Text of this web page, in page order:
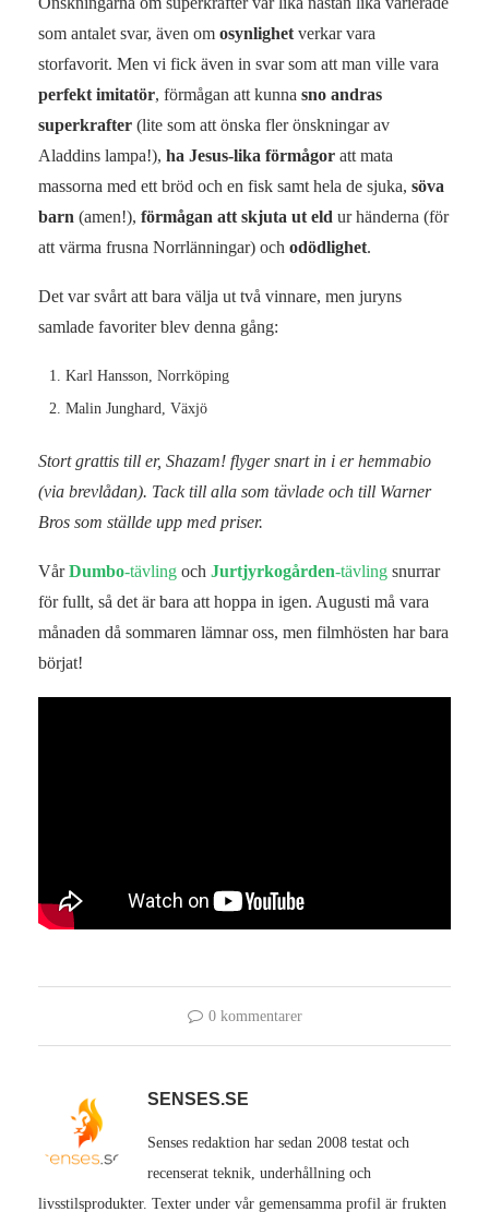
som antalet svar, även om osynlighet verkar vara
storfavorit. Men vi fick även in svar som att man ville vara
perfekt imitatör, förmågan att kunna sno andras
superkrafter (lite som att önska fler önskningar av
Aladdins lampa!), ha Jesus-lika förmågor att mata
massorna med ett bröd och en fisk samt hela de sjuka, söva
barn (amen!), förmågan att skjuta ut eld ur händerna (för
att värma frusna Norrlänningar) och odödlighet.
Det var svårt att bara välja ut två vinnare, men juryns
samlade favoriter blev denna gång:
Karl Hansson, Norrköping
Malin Junghard, Växjö
Stort grattis till er, Shazam! flyger snart in i er hemmabio
(via brevlådan). Tack till alla som tävlade och till Warner
Bros som ställde upp med priser.
VårDumbo-tävling och Jurtjyrkogården-tävling snurrar
för fullt, så det är bara att hoppa in igen. Augusti må vara
månaden då sommaren lämnar oss, men filmhösten har bara
börjat!
0 kommentarer
SENSES.SE
Senses redaktion har sedan 2008 testat och
recenserat teknik, underhållning och
livsstilsprodukter. Texter under vår gemensamma profil är frukten